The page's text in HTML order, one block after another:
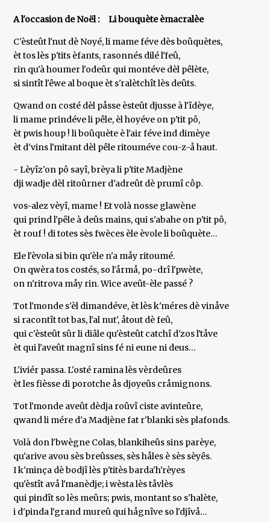
A l'occasion de Noël :Li bouquète èmacralèe
C'èsteût l'nut dè Noyé, li mame féve dès boûquètes,
èt tos lès p'tits èfants, rasonnés dilé l'feû,
rin qu'à houmer l'odeûr qui montéve dèl pêlète,
si sintît l'êwe al boque èt s'ralètchît lès deûts.
Qwand on costé dèl påsse èsteût djusse à l'îdèye,
li mame prindéve li pêle, èl hoyéve on p'tit pô,
èt pwis houp ! li boûquète è l'air féve ind dimèye
èt d'vins l'mitant dèl pêle ritouméve cou-z-å haut.
- Lèyîz'on pô sayî, brèya li p'tite Madjène
dji wadje dèl ritoûrner d'adreût dè prumî côp.
vos-alez vèyî, mame ! Et volà nosse glawène
qui prind l'pêle à deûs mains, qui s'abahe on p'tit pô,
èt rouf ! di totes sès fwèces èle èvole li boûquète…
Ele l'èvola si bin qu'èle n'a måy ritoumé.
On qwèra tos costés, so l'årmå, po-drî l'pwète,
on n'ritrova måy rin. Wice aveût-èle passé ?
Tot l'monde s'èl dimandéve, èt lès k'méres dè vinåve
si racontît tot bas, l'al nut', åtout dè feû,
qui c'èsteût sûr li diâle qu'èsteût catchî d'zos l'tåve
èt qui l'aveût magnî sins fé ni eune ni deus…
L'iviér passa. L'osté ramina lès vèrdeûres
èt les fièsse di porotche ås djoyeûs cråmignons.
Tot l'monde aveût dèdja roûvî ciste avinteûre,
qwand li mére d'a Madjène fat r'blanki sès plafonds.
Volà don l'bwègne Colas, blankiheûs sins parèye,
qu'arive avou sès breûsses, sès håles è sès sèyês.
I k'minça dè bodjî lès p'titès barda'h'rèyes
qu'èstît avå l'manèdje; i wèsta lès tåvlès
qui pindît so lès meûrs; pwis, montant so s'halète,
i d'pinda l'grand mureû qui hågnîve so l'djîvå…